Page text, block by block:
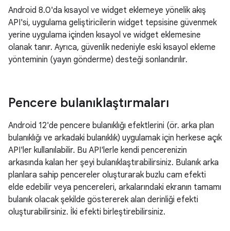
Android 8.0'da kısayol ve widget eklemeye yönelik akış
API'si, uygulama geliştiricilerin widget tepsisine güvenmek
yerine uygulama içinden kısayol ve widget eklemesine
olanak tanır. Ayrıca, güvenlik nedeniyle eski kısayol ekleme
yönteminin (yayın gönderme) desteği sonlandırılır.
Pencere bulanıklaştırmaları
Android 12'de pencere bulanıklığı efektlerini (ör. arka plan
bulanıklığı ve arkadaki bulanıklık) uygulamak için herkese açık
API'ler kullanılabilir. Bu API'lerle kendi pencerenizin
arkasında kalan her şeyi bulanıklaştırabilirsiniz. Bulanık arka
planlara sahip pencereler oluşturarak buzlu cam efekti
elde edebilir veya pencereleri, arkalarındaki ekranın tamamı
bulanık olacak şekilde göstererek alan derinliği efekti
oluşturabilirsiniz. İki efekti birleştirebilirsiniz.